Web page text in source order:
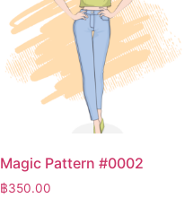
Magic Pattern #0002
฿350.00